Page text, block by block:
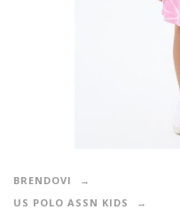
BRENDOVI
US POLO ASSN KIDS